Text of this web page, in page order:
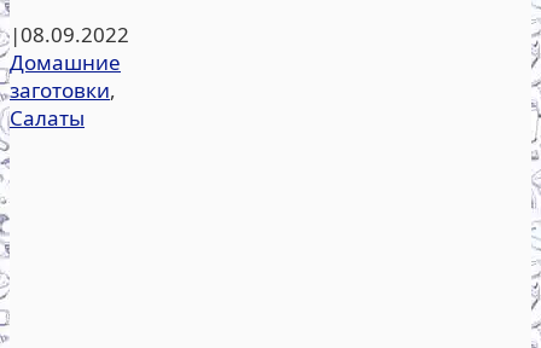
|08.09.2022
Домашние
заготовки,
Салаты